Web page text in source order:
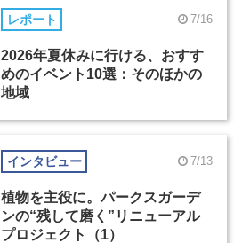
レポート 7/16
2026年夏休みに行ける、おすす
めのイベント10選：そのほかの
地域
インタビュー 7/13
植物を主役に。パークスガーデ
ンの“残して磨く”リニューアル
プロジェクト（1）